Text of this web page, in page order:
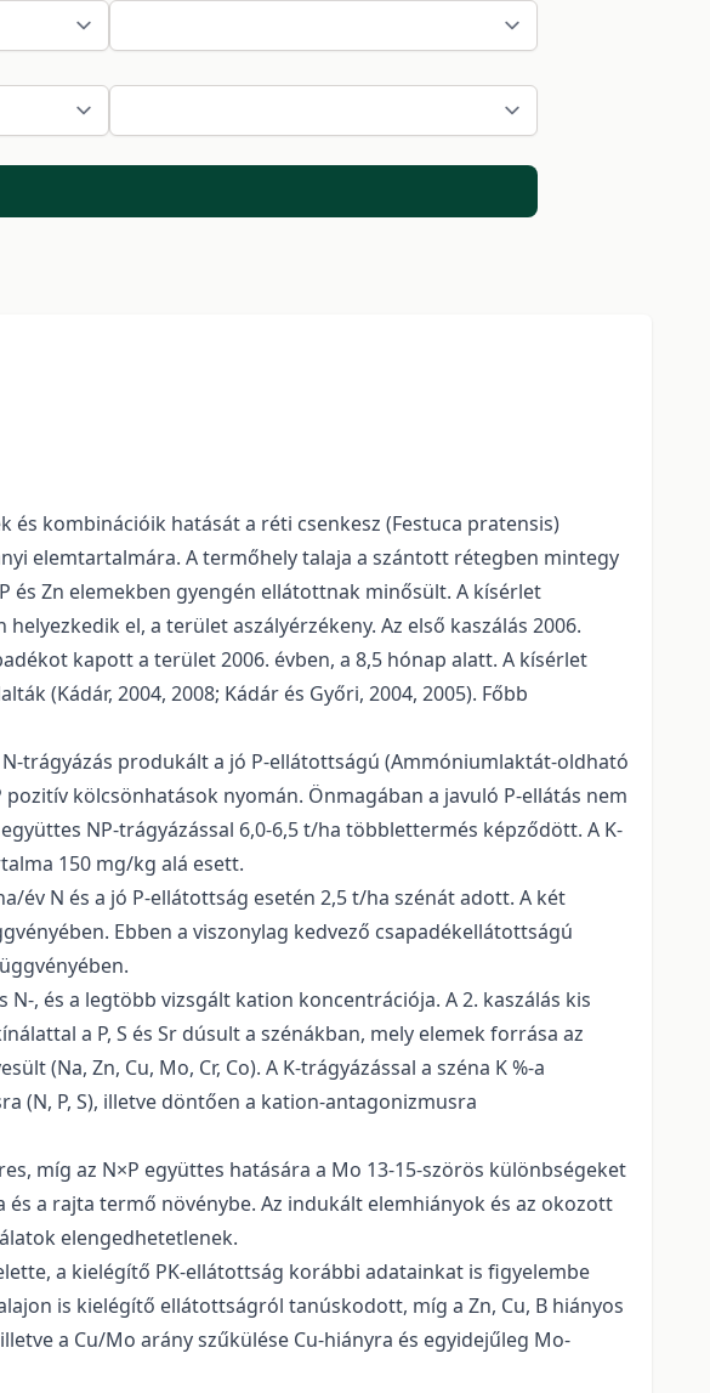
és kombinációik hatását a réti csenkesz (Festuca pratensis)
elemtartalmára. A termőhely talaja a szántott rétegben mintegy
és Zn elemekben gyengén ellátottnak minősült. A kísérlet
el, a terület aszályérzékeny. Az első kaszálás 2006.
kapott a terület 2006. évben, a 8,5 hónap alatt. A kísérlet
(Kádár, 2004, 2008; Kádár és Győri, 2004, 2005). Főbb
trágyázás produkált a jó P-ellátottságú (Ammóniumlaktát-oldható
kölcsönhatások nyomán. Önmagában a javuló P-ellátás nem
NP-trágyázással 6,0-6,5 t/ha többlettermés képződött. A K-
150 mg/kg alá esett.
év N és a jó P-ellátottság esetén 2,5 t/ha szénát adott. A két
Ebben a viszonylag kedvező csapadékellátottságú
, és a legtöbb vizsgált kation koncentrációja. A 2. kaszálás kis
a P, S és Sr dúsult a szénákban, mely elemek forrása az
(Na, Zn, Cu, Mo, Cr, Co). A K-trágyázással a széna K %-a
(N, P, S), illetve döntően a kation-antagonizmusra
míg az N×P együttes hatására a Mo 13-15-szörös különbségeket
a rajta termő növénybe. Az indukált elemhiányok és az okozott
elengedhetetlenek.
a kielégítő PK-ellátottság korábbi adatainkat is figyelembe
is kielégítő ellátottságról tanúskodott, míg a Zn, Cu, B hiányos
a Cu/Mo arány szűkülése Cu-hiányra és egyidejűleg Mo-